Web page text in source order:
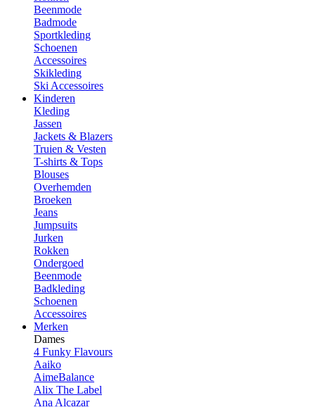
Beenmode
Badmode
Sportkleding
Schoenen
Accessoires
Skikleding
Ski Accessoires
Kinderen
Kleding
Jassen
Jackets & Blazers
Truien & Vesten
T-shirts & Tops
Blouses
Overhemden
Broeken
Jeans
Jumpsuits
Jurken
Rokken
Ondergoed
Beenmode
Badkleding
Schoenen
Accessoires
Merken
Dames
4 Funky Flavours
Aaiko
AimeBalance
Alix The Label
Ana Alcazar